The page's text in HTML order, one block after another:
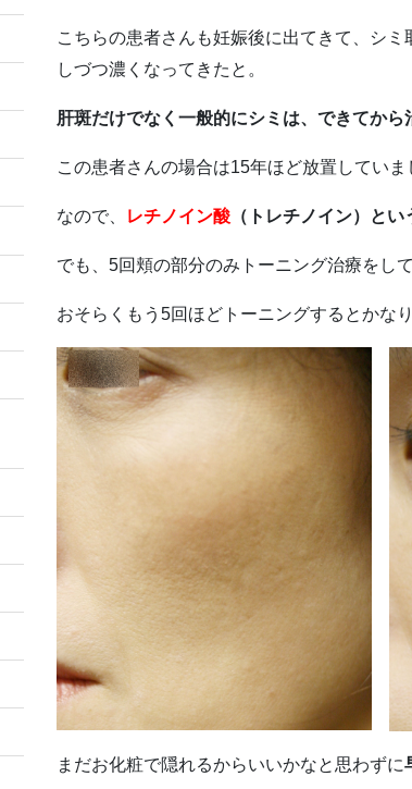
こちらの患者さんも妊娠後に出てきて、シ
しづつ濃くなってきたと。
肝斑だけでなく一般的にシミは、できてか
この患者さんの場合は15年ほど放置していま
なので、 レチノイン酸（トレチノイン）とい
でも、5回頬の部分のみトーニング治療をし
おそらくもう5回ほどトーニングするとかな
まだお化粧で隠れるからいいかなと思わずに